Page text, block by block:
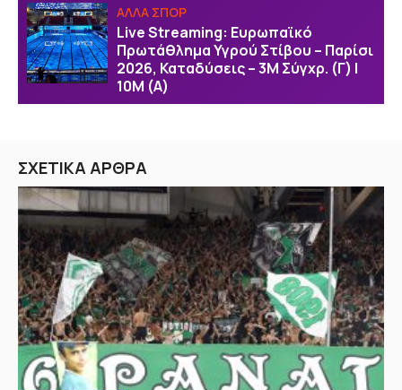
ΑΛΛΑ ΣΠΟΡ
Live Streaming: Ευρωπαϊκό
Πρωτάθλημα Υγρού Στίβου – Παρίσι
2026, Καταδύσεις – 3Μ Σύγχρ. (Γ) |
10Μ (Α)
ΣΧΕΤΙΚΑ ΑΡΘΡΑ